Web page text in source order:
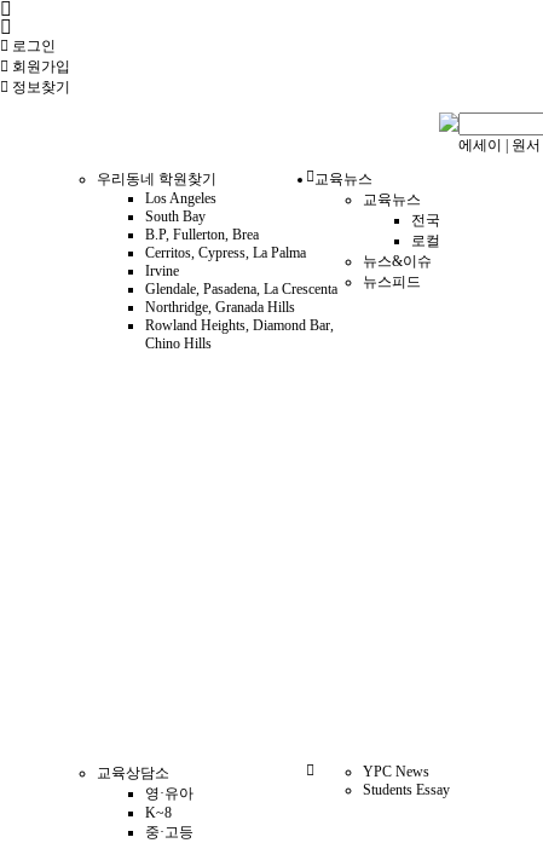
로그인
회원 가입
정보찾기
에세이 원서
우리동네 학원찾기
Los Angeles
South Bay
B.P, Fullerton, Brea
Cerritos, Cypress, La Palma
Irvine
Glendale, Pasadena, La Crescenta
Northridge, Granada Hills
Rowland Heights, Diamond Bar,
Chino Hills
교육뉴스
교육뉴스
전국
로컬
뉴스&이슈
뉴스피드
교육상담소
영·유아
K~8
중·고등
YPC News
Students Essay